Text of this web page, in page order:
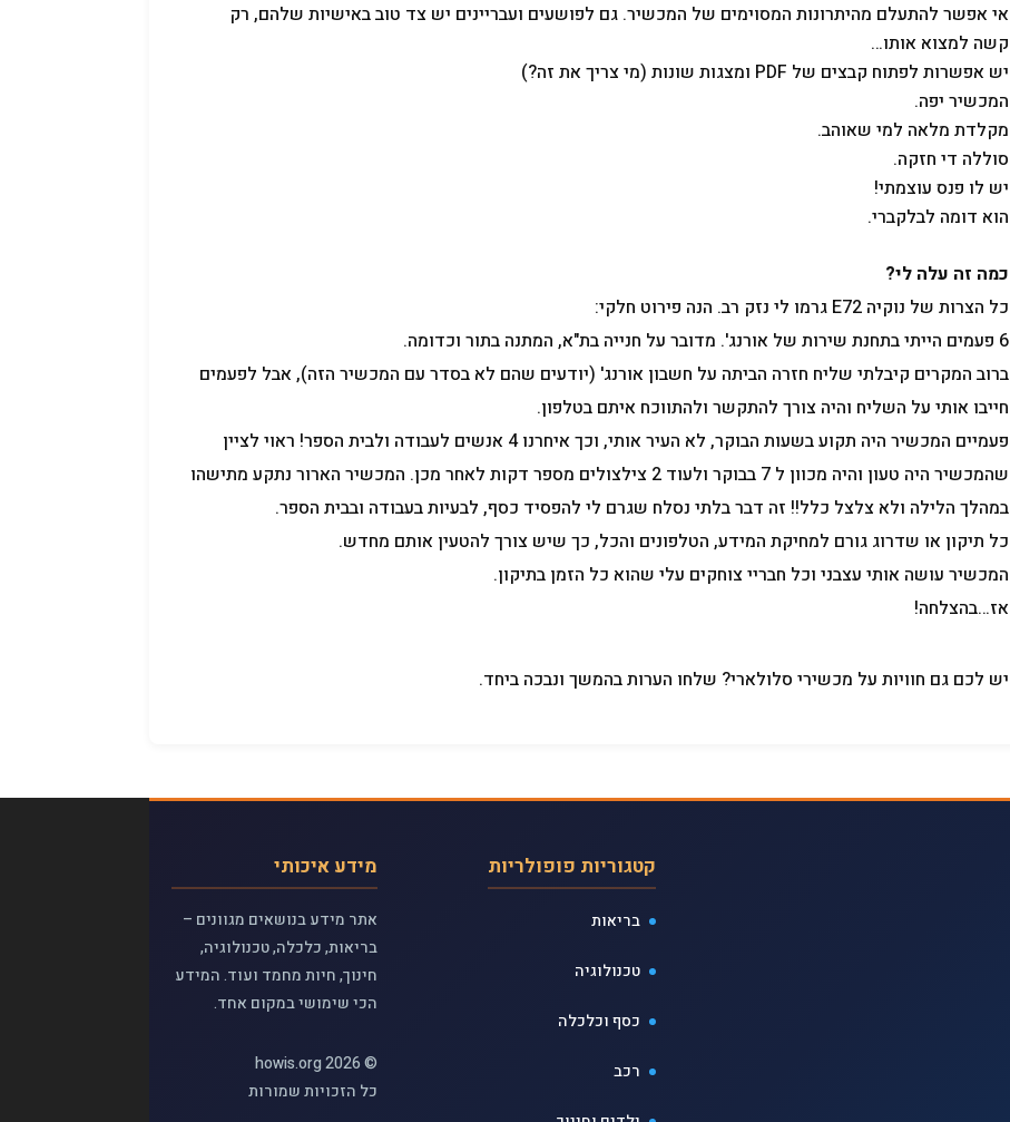
אי אפשר להתעלם מהיתרונות המסוימים של המכשיר. גם לפושעים ועבריינים יש צד טוב באישיות שלהם, רק
קשה למצוא אותו…
יש אפשרות לפתוח קבצים של PDF ומצגות שונות (מי צריך את זה?)
המכשיר יפה.
מקלדת מלאה למי שאוהב.
סוללה די חזקה.
יש לו פנס עוצמתי!
הוא דומה לבלקברי.
כמה זה עלה לי?
כל הצרות של נוקיה E72 גרמו לי נזק רב. הנה פירוט חלקי:
6 פעמים הייתי בתחנת שירות של אורנג'. מדובר על חנייה בת"א, המתנה בתור וכדומה.
ברוב המקרים קיבלתי שליח חזרה הביתה על חשבון אורנג' (יודעים שהם לא בסדר עם המכשיר הזה), אבל לפעמים
חייבו אותי על השליח והיה צורך להתקשר ולהתווכח איתם בטלפון.
פעמיים המכשיר היה תקוע בשעות הבוקר, לא העיר אותי, וכך איחרנו 4 אנשים לעבודה ולבית הספר! ראוי לציין
שהמכשיר היה טעון והיה מכוון ל 7 בבוקר ולעוד 2 צילצולים מספר דקות לאחר מכן. המכשיר הארור נתקע מתישהו
במהלך הלילה ולא צלצל כלל!! זה דבר בלתי נסלח שגרם לי להפסיד כסף, לבעיות בעבודה ובבית הספר.
כל תיקון או שדרוג גורם למחיקת המידע, הטלפונים והכל, כך שיש צורך להטעין אותם מחדש.
המכשיר עושה אותי עצבני וכל חבריי צוחקים עלי שהוא כל הזמן בתיקון.
אז…בהצלחה!
יש לכם גם חוויות על מכשירי סלולארי? שלחו הערות בהמשך ונבכה ביחד.
מידע איכותי
אתר מידע בנושאים מגוונים –
בריאות, כלכלה, טכנולוגיה,
חינוך, חיות מחמד ועוד. המידע
הכי שימושי במקום אחד.
© 2026 howis.org
כל הזכויות שמורות
קטגוריות פופולריות
בריאות
טכנולוגיה
כסף וכלכלה
רכב